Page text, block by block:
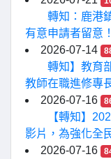
轉知：鹿港
有意申請者留意！
2026-07-14
轉知】教育
教師在職進修專
2026-07-16
【轉知】
影片，為強化全
2026-07-16